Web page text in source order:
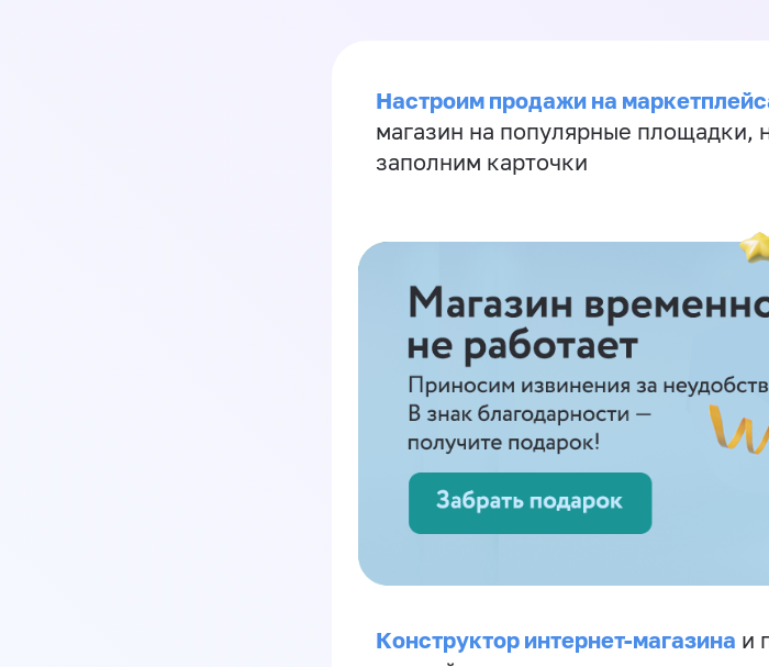
Настроим продажи на
магазин на популярные площадки,
заполним карточки
Конструктор интернет-магазина и